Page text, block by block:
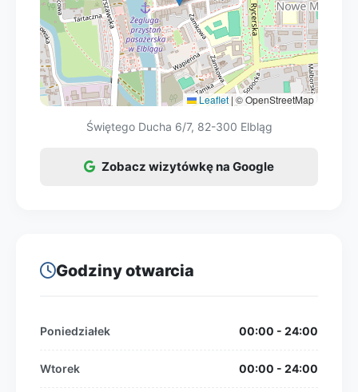
szukanie ciekawych detali kamienic,
liczenie ozdób na elewacjach albo
porównywanie kolorów i kształtów okien.
Leaflet | © OpenStreetMap
Świętego Ducha 6/7, 82-300 Elbląg
Zobacz wizytówkę na Google
Godziny otwarcia
Poniedziałek 00:00 - 24:00
Wtorek 00:00 - 24:00